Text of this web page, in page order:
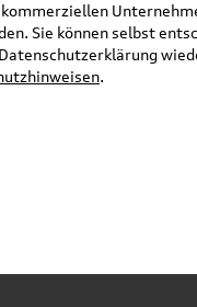
Produkte »
Sie können selbst
.